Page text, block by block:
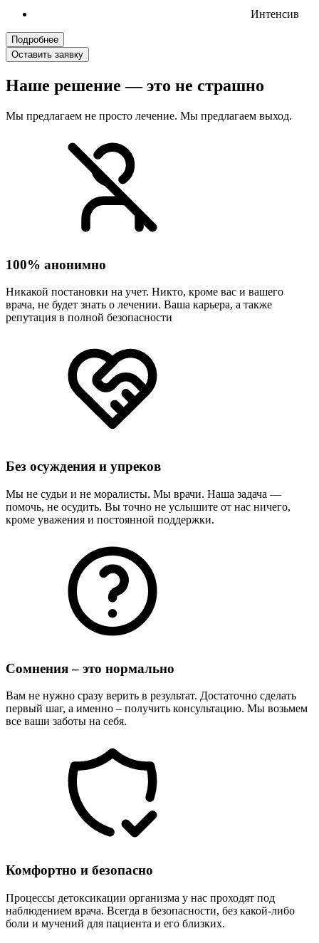
Интенсив
Подробнее
Оставить заявку
Наше решение — это не страшно
Мы предлагаем не просто лечение. Мы предлагаем выход.
100% анонимно
Никакой постановки на учет. Никто, кроме вас и вашего
врача, не будет знать о лечении. Ваша карьера, а также
репутация в полной безопасности
Без осуждения и упреков
Мы не судьи и не моралисты. Мы врачи. Наша задача —
помочь, не осудить. Вы точно не услышите от нас ничего,
кроме уважения и постоянной поддержки.
Сомнения – это нормально
Вам не нужно сразу верить в результат. Достаточно сделать
первый шаг, а именно – получить консультацию. Мы возьмем
все ваши заботы на себя.
Комфортно и безопасно
Процессы детоксикации организма у нас проходят под
наблюдением врача. Всегда в безопасности, без какой-либо
боли и мучений для пациента и его близких.